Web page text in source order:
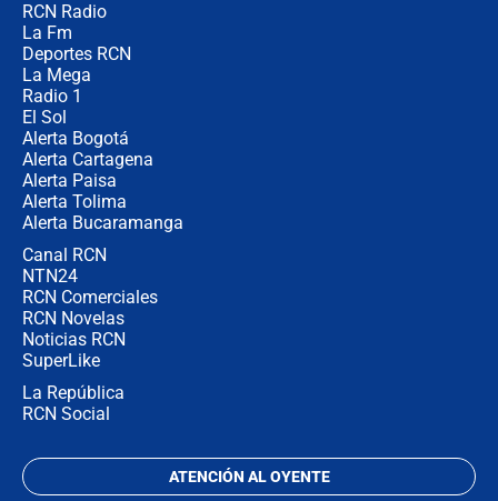
RCN Radio
La Fm
Deportes RCN
La Mega
Radio 1
El Sol
Alerta Bogotá
Alerta Cartagena
Alerta Paisa
Alerta Tolima
Alerta Bucaramanga
Canal RCN
NTN24
RCN Comerciales
RCN Novelas
Noticias RCN
SuperLike
La República
RCN Social
ATENCIÓN AL OYENTE